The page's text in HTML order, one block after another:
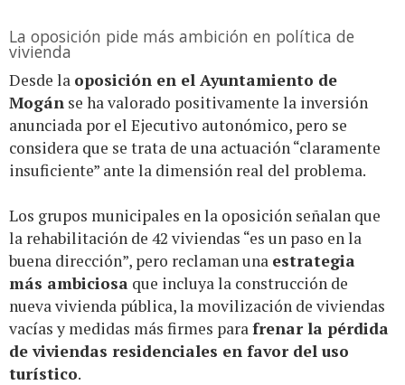
La oposición pide más ambición en política de
vivienda
Desde la oposición en el Ayuntamiento de
Mogán se ha valorado positivamente la inversión
anunciada por el Ejecutivo autonómico, pero se
considera que se trata de una actuación “claramente
insuficiente” ante la dimensión real del problema.
Los grupos municipales en la oposición señalan que
la rehabilitación de 42 viviendas “es un paso en la
buena dirección”, pero reclaman una estrategia
más ambiciosa que incluya la construcción de
nueva vivienda pública, la movilización de viviendas
vacías y medidas más firmes parafrenar la pérdida
de viviendas residenciales en favor del uso
turístico.